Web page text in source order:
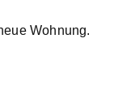
Wohnung.